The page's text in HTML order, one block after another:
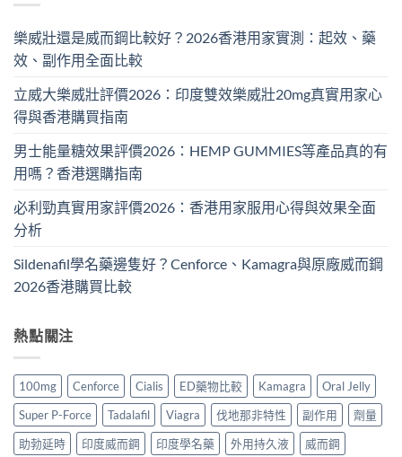
樂威壯還是威而鋼比較好？2026香港用家實測：起效、藥
效、副作用全面比較
立威大樂威壯評價2026：印度雙效樂威壯20mg真實用家心
得與香港購買指南
男士能量糖效果評價2026：HEMP GUMMIES等產品真的有
用嗎？香港選購指南
必利勁真實用家評價2026：香港用家服用心得與效果全面
分析
Sildenafil學名藥邊隻好？Cenforce、Kamagra與原廠威而鋼
2026香港購買比較
熱點關注
100mg Cenforce Cialis ED藥物比較 Kamagra
Oral Jelly
Super P-Force
Tadalafil Viagra 伐地那非特性 副作用
劑量
助勃延時
印度威而鋼 印度學名藥 外用持久液 威而鋼